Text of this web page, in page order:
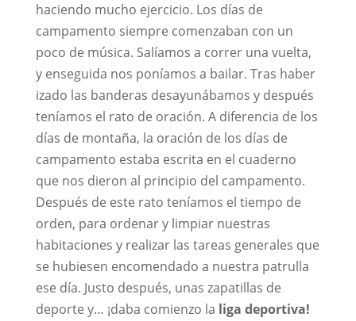
haciendo mucho ejercicio. Los días de
campamento siempre comenzaban con un
poco de música. Salíamos a correr una vuelta,
y enseguida nos poníamos a bailar. Tras haber
izado las banderas desayunábamos y después
teníamos el rato de oración. A diferencia de los
días de montaña, la oración de los días de
campamento estaba escrita en el cuaderno
que nos dieron al principio del campamento.
Después de este rato teníamos el tiempo de
orden, para ordenar y limpiar nuestras
habitaciones y realizar las tareas generales que
se hubiesen encomendado a nuestra patrulla
ese día. Justo después, unas zapatillas de
deporte y… ¡daba comienzo la liga deportiva!